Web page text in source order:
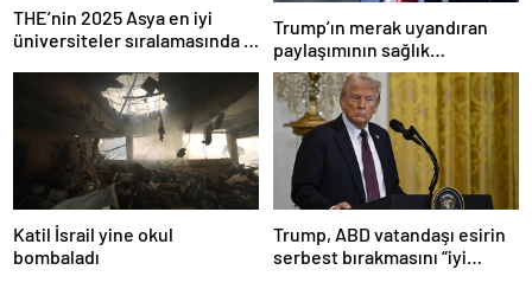
THE’nin 2025 Asya en iyi
üniversiteler sıralamasında 4
Trump’ın merak uyandıran
paylaşımının sağlık
sistemiyle ilgili kararname
olduğu anlaşıldı
Katil İsrail yine okul
bombaladı
Trump, ABD vatandaşı esirin
serbest bırakmasını “iyi